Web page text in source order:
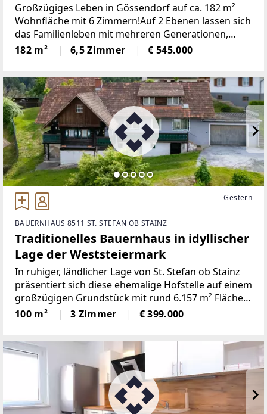
Großzügiges Leben in Gössendorf auf ca. 182 m²
Wohnfläche mit 6 Zimmern!Auf 2 Ebenen lassen sich
das Familienleben mit mehreren Generationen,
komfortables Wohnen und Arbeiten perfekt
vereinen!Der funktional geschnittene Grundriss, der
182 m² 6,5 Zimmer € 545.000
Gestern
BAUERNHAUS 8511 ST. STEFAN OB STAINZ
Traditionelles Bauernhaus in idyllischer
Lage der Weststeiermark
In ruhiger, ländlicher Lage von St. Stefan ob Stainz
präsentiert sich diese ehemalige Hofstelle auf einem
großzügigen Grundstück mit rund 6.157 m² Fläche.
Die Liegenschaft vereint den Charme eines
traditionellen Bauernhauses mit vielfältigen
100 m² 3 Zimmer € 399.000